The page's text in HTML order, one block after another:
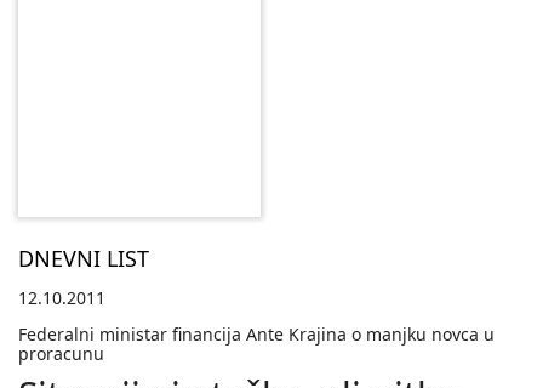
DNEVNI LIST
12.10.2011
Federalni ministar financija Ante Krajina o manjku novca u
proracunu